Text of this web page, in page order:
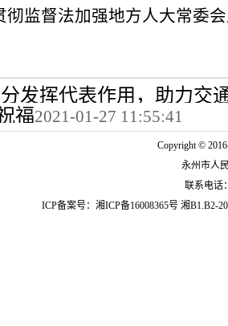
彻监督法加强地方人大常委
发挥代表作用，助力交
福2021-01-27 11:55:41
Copyright ©
永州市人
联系电话
ICP备案号： 湘ICP备16008365号 湘B1.B2-